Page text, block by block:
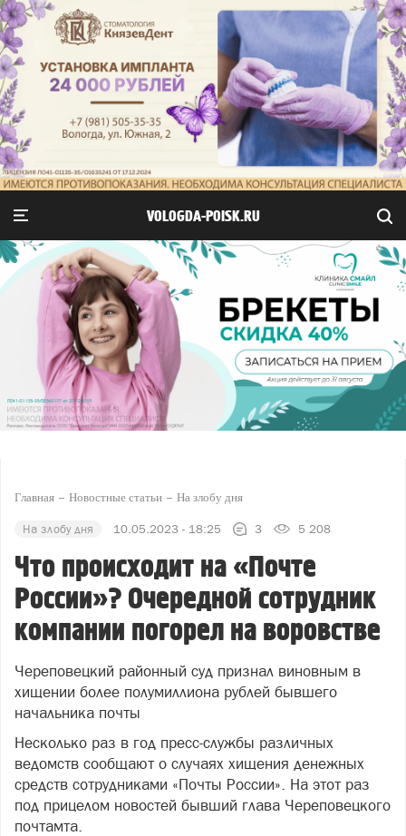
VOLOGDA-POISK.RU
Главная Новостные статьи На злобу дня
На злобу дня 10.05.2023 - 18:25 3 5 208
Что происходит на «Почте
России»? Очередной сотрудник
компании погорел на воровстве
Череповецкий районный суд признал виновным в
хищении более полумиллиона рублей бывшего
начальника почты
Несколько раз в год пресс-службы различных
ведомств сообщают о случаях хищения денежных
средств сотрудниками «Почты России». На этот раз
под прицелом новостей бывший глава Череповецкого
почтамта.